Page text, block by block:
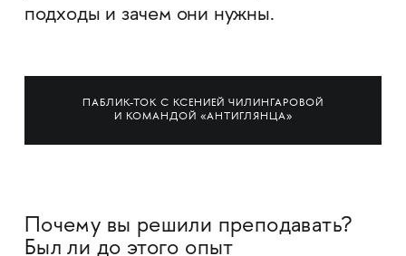
подходы и зачем они нужны.
ПАБЛИК-ТОК С КСЕНИЕЙ ЧИЛИНГАРОВОЙ
И КОМАНДОЙ «АНТИГЛЯНЦА»
Почему вы решили преподавать?
Был ли до этого опыт